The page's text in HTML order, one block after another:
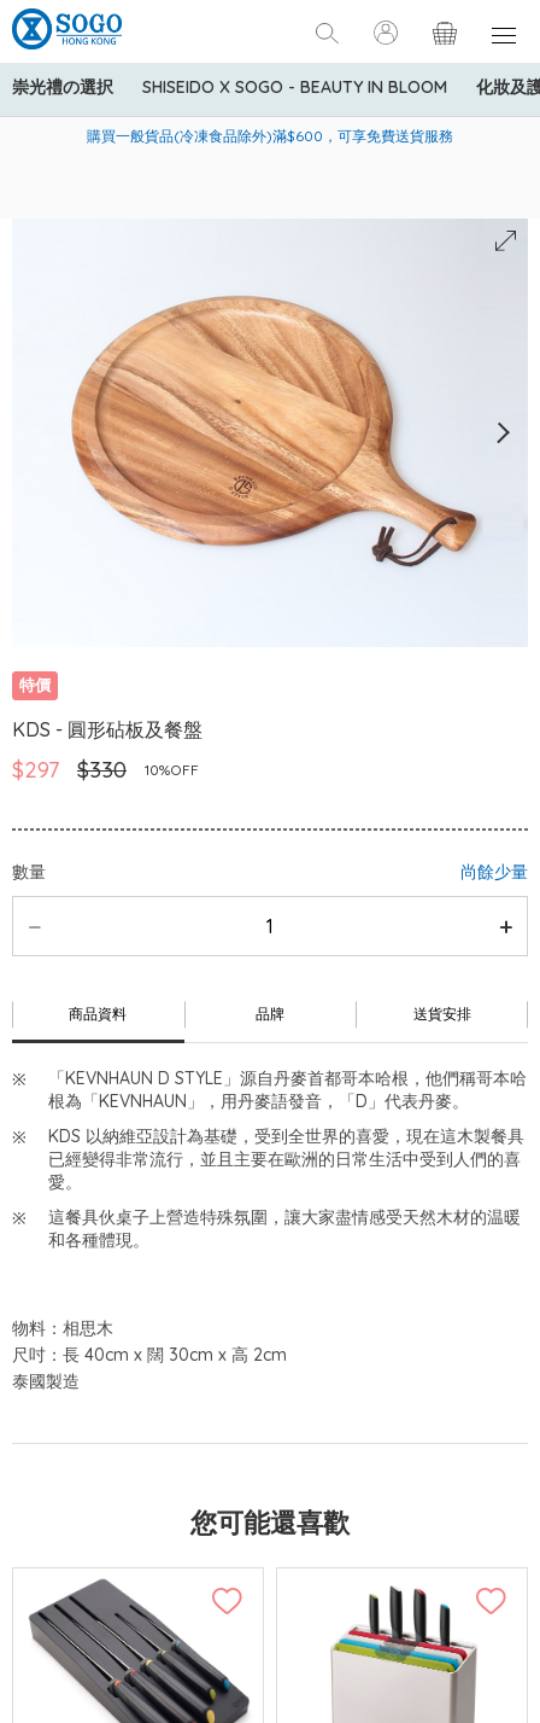
崇光禮の選択 SHISEIDO X SOGO - BEAUTY IN BLOOM 化妝及
美國運通Explorer®信用卡會員購物禮遇：高達5%簽賬回贈！
購買一般貨品(冷凍食品除外)滿$600，可享免費送貨服務
寄送中國內地服務只適用於指定商品，若訂單金額少於HK$600(折
特價
KDS - 圓形砧板及餐盤
$297 $330 10%OFF
數量 尚餘少量
商品資料 品牌 送貨安排
「KEVNHAUN D STYLE」源自丹麥首都哥本哈根，他們稱哥本哈
根為「KEVNHAUN」，用丹麥語發音，「D」代表丹麥。
KDS 以納維亞設計為基礎，受到全世界的喜愛，現在這木製餐具
已經變得非常流行，並且主要在歐洲的日常生活中受到人們的喜
愛。
這餐具伙桌子上營造特殊氛圍，讓大家盡情感受天然木材的温暖
和各種體現。
物料：相思木
尺吋：長 40cm x 闊 30cm x 高 2cm
泰國製造
您可能還喜歡